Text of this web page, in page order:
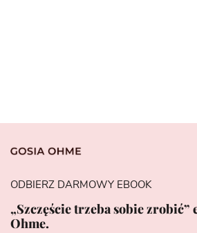
ODBIERZ DARMOWY EBOOK
„Szczęście trzeba sobie zrobić”
Ohme.